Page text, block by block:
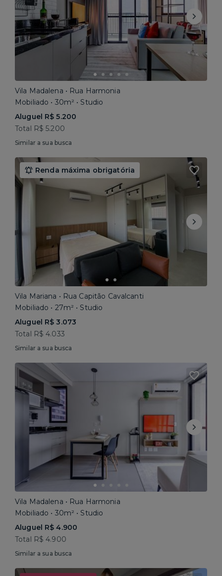
Vila Madalena • Rua Harmonia
Mobiliado • 30m² • Studio
Aluguel R$ 5.200
Total R$ 5.200
Similar a sua busca
Renda máxima obrigatória
Vila Mariana • Rua Capitão Cavalcanti
Mobiliado • 27m² • Studio
Aluguel R$ 3.073
Total R$ 4.033
Similar a sua busca
Vila Madalena • Rua Harmonia
Mobiliado • 30m² • Studio
Aluguel R$ 4.900
Total R$ 4.900
Similar a sua busca